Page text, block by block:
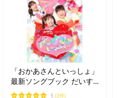
「おかあさんといっしょ」
最新ソングブック だいす
きがいっぱい【DVD】/子
5 (3件)